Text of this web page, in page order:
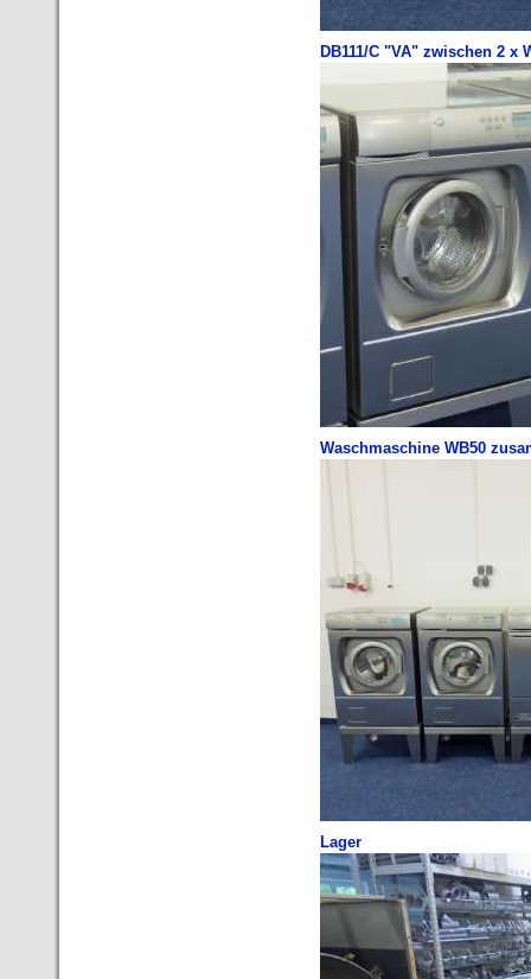
DB111/C "VA" zwischen 2 x
Waschmaschine WB50
Lager